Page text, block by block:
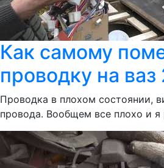
Как самому
проводку на ваз
Проводка в плохом состоянии,
провода. Вообщем все плохо и я